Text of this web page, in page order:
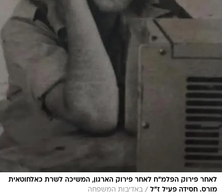
לאחר פירוק הפלמ"ח לאחר פירוק הארגון, המשיכה לשרת כאלחוטאית
מורס. חסידה פעיל ז"ל / באדיבות המשפחה